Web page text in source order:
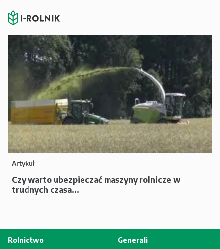
Artykuł
Czy warto ubezpieczać maszyny rolnicze w
trudnych czasa...
Rolnictwo
Generali